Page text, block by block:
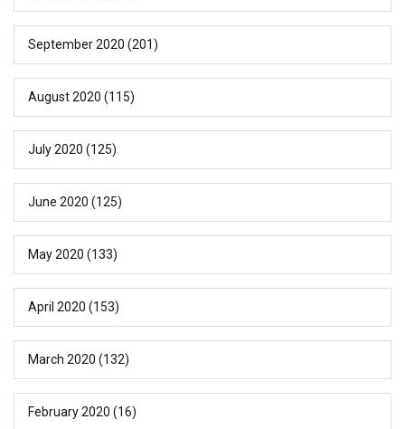
September 2020 (201)
August 2020 (115)
July 2020 (125)
June 2020 (125)
May 2020 (133)
April 2020 (153)
March 2020 (132)
February 2020 (16)